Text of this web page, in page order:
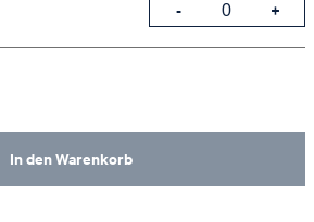
In den Warenkorb